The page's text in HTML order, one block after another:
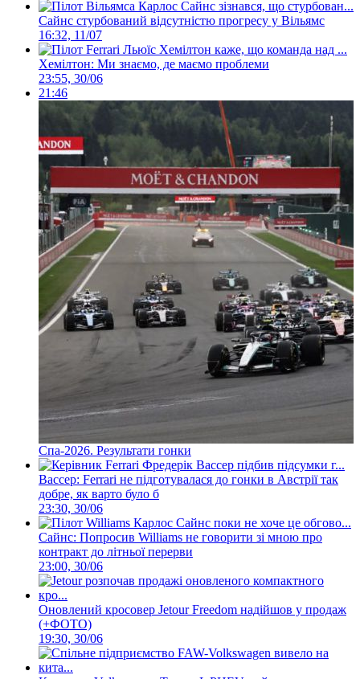
Сайнс стурбований відсутністю прогресу у Вільямс
16:32, 11/07
Хемілтон: Ми знаємо, де маємо проблеми
23:55, 30/06
21:46
Спа-2026. Результати гонки
Вассер: Ferrari не підготувалася до гонки в Австрії так
добре, як варто було б
23:30, 30/06
Сайнс: Попросив Williams не говорити зі мною про
контракт до літньої перерви
23:00, 30/06
Оновлений кросовер Jetour Freedom надійшов у продаж
(+ФОТО)
19:30, 30/06